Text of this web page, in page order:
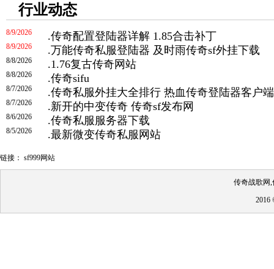
行业动态
.传奇配置登陆器详解 1.85合击补丁
8/9/2026
.万能传奇私服登陆器 及时雨传奇sf外挂下载
8/9/2026
.1.76复古传奇网站
8/8/2026
.传奇sifu
8/8/2026
.传奇私服外挂大全排行 热血传奇登陆器客户端
8/7/2026
.新开的中变传奇 传奇sf发布网
8/7/2026
.传奇私服服务器下载
8/6/2026
.最新微变传奇私服网站
8/5/2026
链接： sf999网站
传奇战歌网
2016